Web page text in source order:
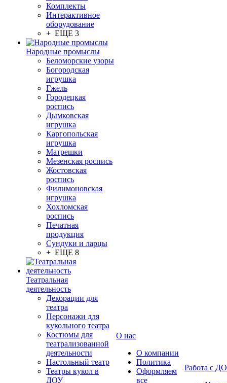
Комплекты
Интерактивное
оборудование
+ ЕЩЕ 3
Народные промыслы
Беломорские узоры
Богородская
игрушка
Гжель
Городецкая
роспись
Дымковская
игрушка
Каргопольская
игрушка
Матрешки
Мезенская роспись
Жостовская
роспись
Филимоновская
игрушка
Хохломская
роспись
Печатная
продукция
Сундуки и ларцы
+ ЕЩЕ 8
Театральная
деятельность
Декорации для
театра
Персонажи для
кукольного театра
Костюмы для
театрализованной
деятельности
Настольный театр
Театры кукол в
ДОУ
О нас
О компании
Политика
Оформляем
все
Работа с